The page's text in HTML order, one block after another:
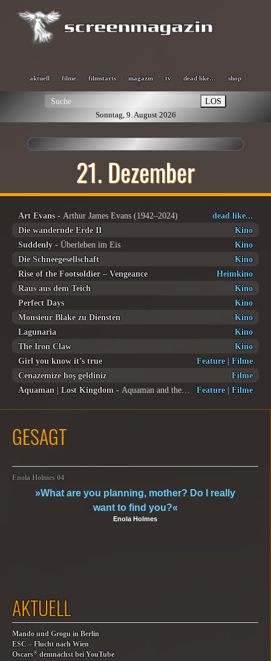
aktuell filme filmstarts magazin tv dead like… shop
LOS
Sonntag, 9. August 2026
21. Dezember
Art Evans- Arthur James Evans (1942–2024)
dead like...
Die wandernde Erde II
Kino
Suddenly - Überleben im Eis
Kino
Die Schneegesellschaft
Kino
Rise of the Footsoldier – Vengeance
Heimkino
Raus aus dem Teich
Kino
Perfect Days
Kino
Monsieur Blake zu Diensten
Kino
Lagunaria
Kino
The Iron Claw
Kino
Girl you know it’s true
Feature| Filme
Cenazemize hoş geldiniz
Filme
Aquaman | Lost Kingdom
Feature| Filme
GESAGT
Enola Holmes 04
»What are you planning, mother? Do I really
want to find you?«
Enola Holmes
AKTUELL
Mando und Grogu in Berlin
ESC – Flucht nach Wien
Oscars® demnächst bei YouTube